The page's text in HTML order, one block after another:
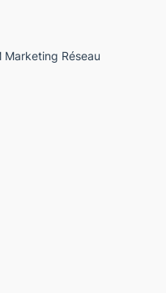
Marketing Réseau